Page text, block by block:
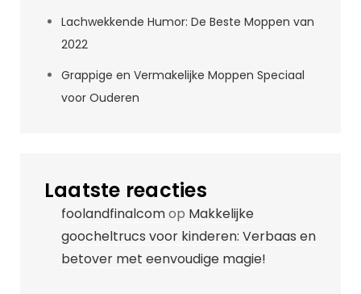
Lachwekkende Humor: De Beste Moppen van
2022
Grappige en Vermakelijke Moppen Speciaal
voor Ouderen
Laatste reacties
foolandfinalcomop Makkelijke
goocheltrucs voor kinderen: Verbaas en
betover met eenvoudige magie!